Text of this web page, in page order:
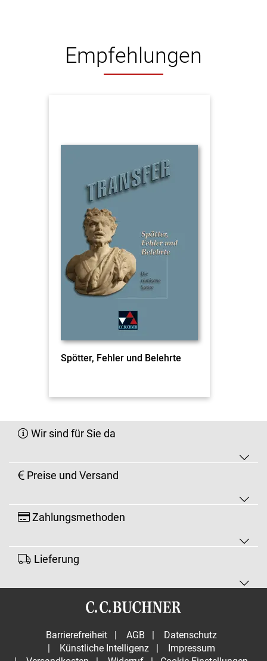
Empfehlungen
Spötter, Fehler und Belehrte
Wir sind für Sie da
Preise und Versand
Zahlungsmethoden
Lieferung
Barrierefreiheit | AGB |
Datenschutz
|
Künstliche Intelligenz |
Impressum